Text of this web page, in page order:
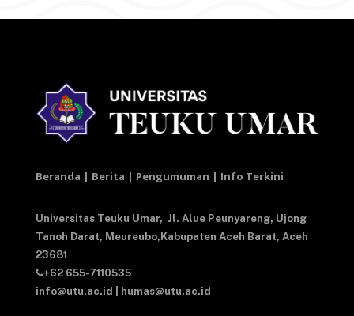
Beranda | Berita | Pengumuman | Info Terkini
Universitas Teuku Umar, Jl. Alue Peunyareng, Ujong
Tanoh Darat, Meureubo,Kabupaten Aceh Barat, Aceh
23681
+62 655-7110535
info@utu.ac.id
humas@utu.ac.id